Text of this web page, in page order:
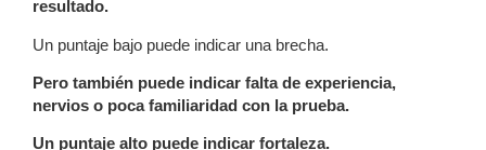
resultado.
Un puntaje bajo puede indicar una brecha.
Pero también puede indicar falta de experiencia,
nervios o poca familiaridad con la prueba.
Un puntaje alto puede indicar fortaleza.